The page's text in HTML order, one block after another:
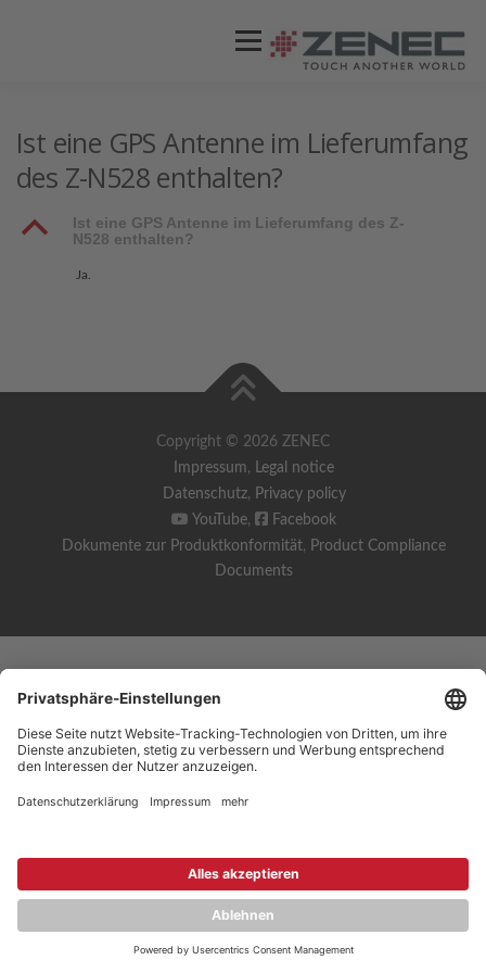
Menü
Ist eine GPS Antenne im Lieferumfang
des Z-N528 enthalten?
B
Ist eine GPS Antenne im Lieferumfang des Z-
N528 enthalten?
Ja.
Copyright © 2026 ZENEC
Impressum, Legal notice
Datenschutz, Privacy policy
YouTube,
Facebook
Dokumente zur Produktkonformität, Product Compliance
Documents